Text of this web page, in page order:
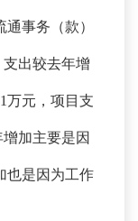
事务（款）
支出较去年增
万元，项目支
加主要是因
也是因为工作